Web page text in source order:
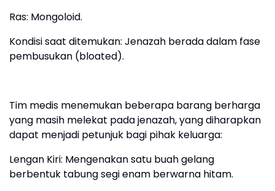
​Ras: Mongoloid.
​Kondisi saat ditemukan: Jenazah berada dalam fase
pembusukan (bloated).
Tim medis menemukan beberapa barang berharga
yang masih melekat pada jenazah, yang diharapkan
dapat menjadi petunjuk bagi pihak keluarga:
​Lengan Kiri: Mengenakan satu buah gelang
berbentuk tabung segi enam berwarna hitam.